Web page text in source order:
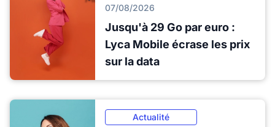
07/08/2026
Jusqu'à 29 Go par euro :
Lyca Mobile écrase les prix
sur la data
Actualité